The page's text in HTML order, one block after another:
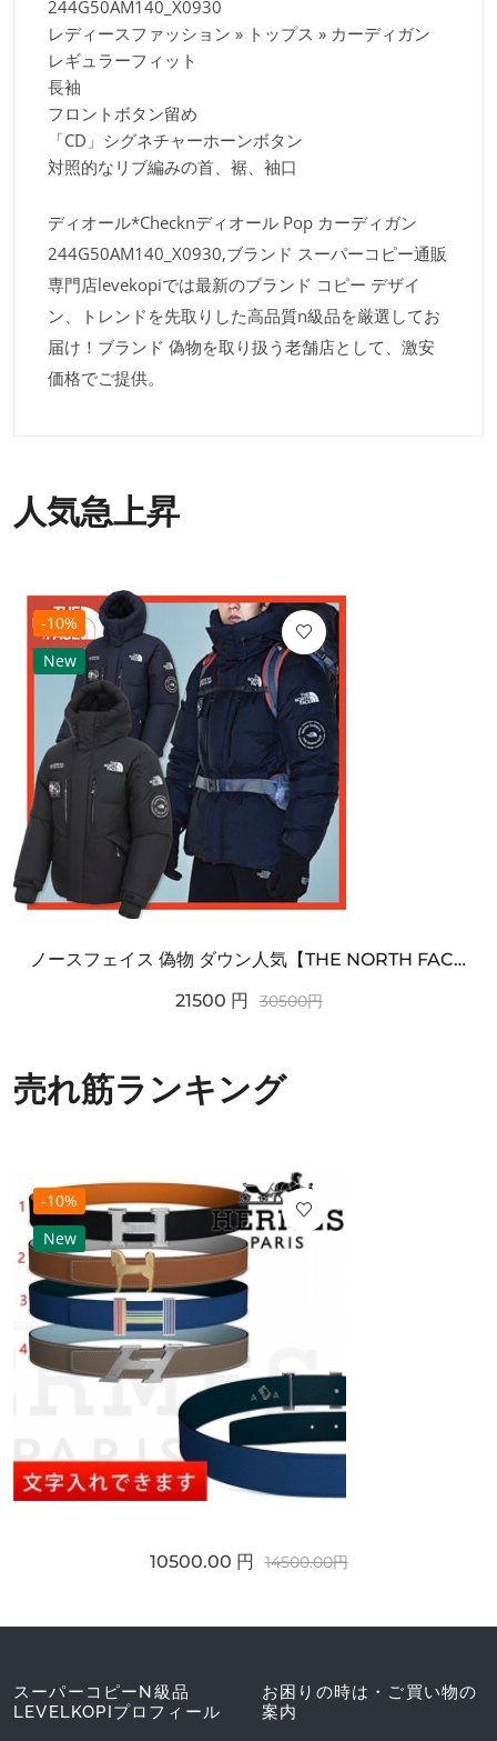
244G50AM140_X0930
レディースファッション » トップス » カーディガン
レギュラーフィット
長袖
フロントボタン留め
「CD」シグネチャーホーンボタン
対照的なリブ編みの首、裾、袖口
ディオール*Checknディオール Pop カーディガン
244G50AM140_X0930,ブランド スーパーコピー通販
専門店levekopiでは最新のブランド コピー デザイ
ン、トレンドを先取りした高品質n級品を厳選してお
届け！ブランド 偽物を取り扱う老舗店として、激安
価格でご提供。
人気急上昇
-10%
New
ノースフェイス 偽物 ダウン人気【THE NORTH FACE】M'S 7 SUMMIT HIM...
21500 円 30500円
売れ筋ランキング
-10%
New
10500.00 円 14500.00円
スーパーコピーN級品
LEVELKOPIプロフィール
お困りの時は・ご買い物の
案内